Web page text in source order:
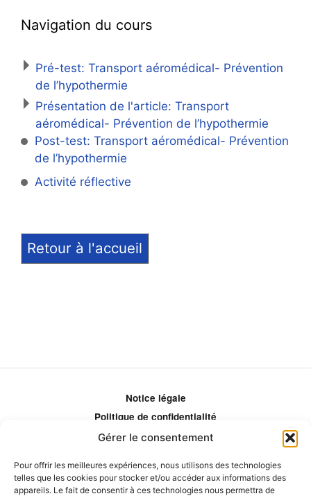
Gérer le consentement
Pour offrir les meilleures expériences, nous utilisons des technologies
telles que les cookies pour stocker et/ou accéder aux informations des
appareils. Le fait de consentir à ces technologies nous permettra de
Navigation du cours
Pré-test: Transport aéromédical- Prévention
de l’hypothermie
Présentation de l'article: Transport
aéromédical- Prévention de l’hypothermie
Post-test: Transport aéromédical- Prévention
de l’hypothermie
Activité réflective
Retour à l'accueil
Notice légale
Politique de confidentialité
Politique de remboursement
Comment ça marche?
Qui sommes-nous?